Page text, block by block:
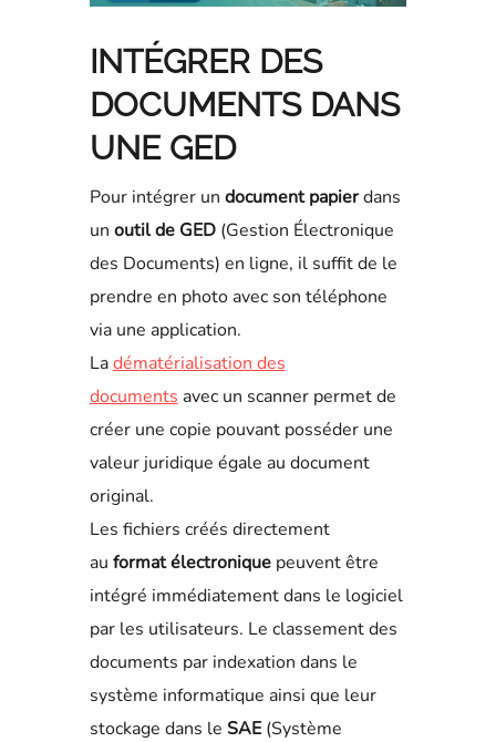
INTÉGRER DES
DOCUMENTS DANS
UNE GED
Pour intégrer un document papierdans
un outil de GED(Gestion Électronique
des Documents) en ligne, il suffit de le
prendre en photo avec son téléphone
via une application.
Ladématérialisation des
documents avec un scanner permet de
créer une copie pouvant posséder une
valeur juridique égale au document
original.
Les fichiers créés directement
au format électroniquepeuvent être
intégré immédiatement dans le logiciel
par les utilisateurs. Le classement des
documents par indexation dans le
système informatique ainsi que leur
stockage dans le SAE(Système